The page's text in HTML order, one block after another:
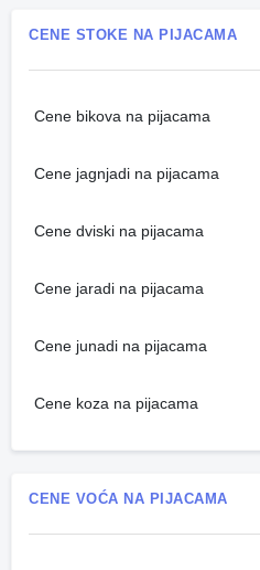
CENE STOKE NA PIJACAMA
Cene bikova na pijacama
Cene jagnjadi na pijacama
Cene dviski na pijacama
Cene jaradi na pijacama
Cene junadi na pijacama
Cene koza na pijacama
CENE VOĆA NA PIJACAMA